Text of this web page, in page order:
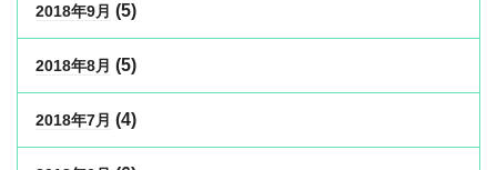
2018年9月 (5)
2018年8月 (5)
2018年7月 (4)